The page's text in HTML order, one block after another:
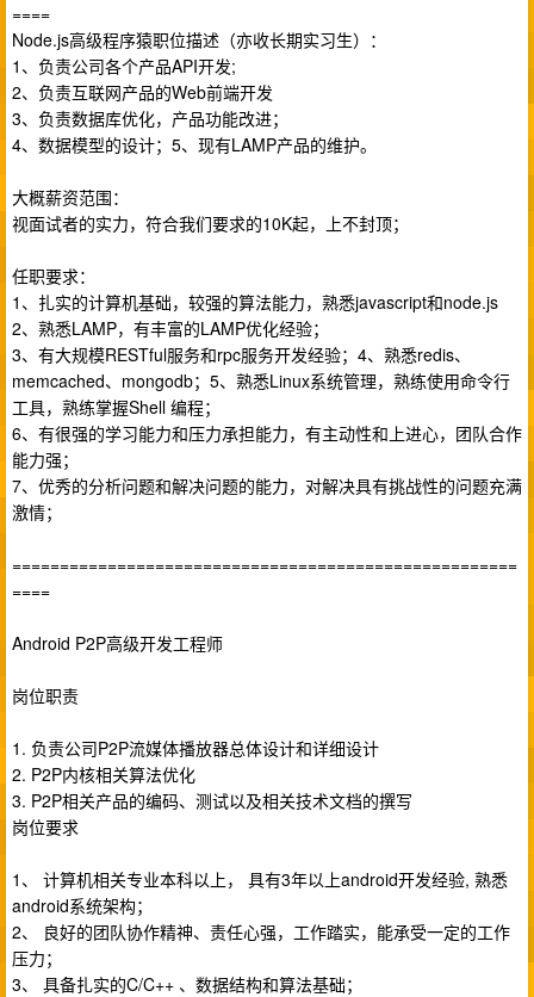
====
Node.js高级程序猿职位描述（亦收长期实习生）：
1、负责公司各个产品API开发;
2、负责互联网产品的Web前端开发
3、负责数据库优化，产品功能改进；
4、数据模型的设计；5、现有LAMP产品的维护。
大概薪资范围：
视面试者的实力，符合我们要求的10K起，上不封顶；
任职要求：
1、扎实的计算机基础，较强的算法能力，熟悉javascript和node.js
2、熟悉LAMP，有丰富的LAMP优化经验；
3、有大规模RESTful服务和rpc服务开发经验；4、熟悉redis、
memcached、mongodb；5、熟悉Linux系统管理，熟练使用命令行
工具，熟练掌握Shell 编程；
6、有很强的学习能力和压力承担能力，有主动性和上进心，团队合作
能力强；
7、优秀的分析问题和解决问题的能力，对解决具有挑战性的问题充满
激情；
=====================================================
====
Android P2P高级开发工程师
岗位职责
1. 负责公司P2P流媒体播放器总体设计和详细设计
2. P2P内核相关算法优化
3. P2P相关产品的编码、测试以及相关技术文档的撰写
岗位要求
1、 计算机相关专业本科以上， 具有3年以上android开发经验, 熟悉
android系统架构；
2、 良好的团队协作精神、责任心强，工作踏实，能承受一定的工作
压力；
3、 具备扎实的C/C++ 、数据结构和算法基础；